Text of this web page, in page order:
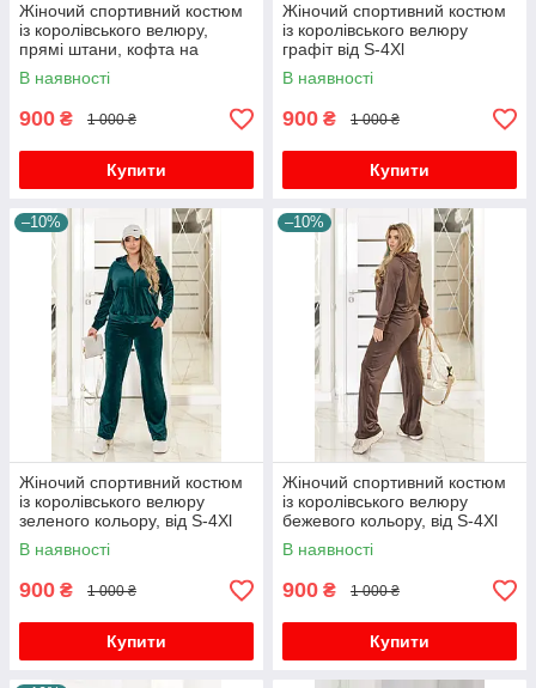
Жіночий спортивний костюм
із королівського велюру,
прямі штани, кофта на
блискавці.
В наявності
900 ₴ 1 000 ₴
Купити
Жіночий спортивний костюм
із королівського велюру
графіт від S-4Xl
В наявності
900 ₴ 1 000 ₴
Купити
–10%
Жіночий спортивний костюм
із королівського велюру
зеленого кольору, від S-4Xl
В наявності
900 ₴ 1 000 ₴
Купити
–10%
Жіночий спортивний костюм
із королівського велюру
бежевого кольору, від S-4Xl
В наявності
900 ₴ 1 000 ₴
Купити